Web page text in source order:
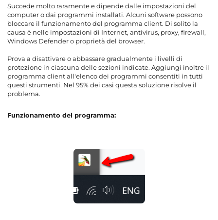
Succede molto raramente e dipende dalle impostazioni del
computer o dai programmi installati. Alcuni software possono
bloccare il funzionamento del programma client. Di solito la
causa è nelle impostazioni di Internet, antivirus, proxy, firewall,
Windows Defender o proprietà del browser.
Prova a disattivare o abbassare gradualmente i livelli di
protezione in ciascuna delle sezioni indicate. Aggiungi inoltre il
programma client all'elenco dei programmi consentiti in tutti
questi strumenti. Nel 95% dei casi questa soluzione risolve il
problema.
Funzionamento del programma: